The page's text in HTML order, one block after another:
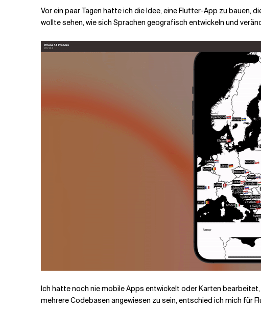
Verwandte Themen
Vor ein paar Tagen hatte ich die Idee, eine Flutter-App zu bauen,
wollte sehen, wie sich Sprachen geografisch entwickeln und
Ich hatte noch nie mobile Apps entwickelt oder Karten
mehrere Codebasen angewiesen zu sein, entschied ich mich für